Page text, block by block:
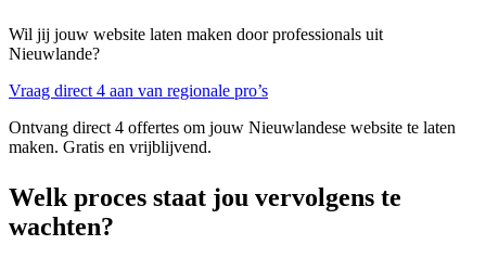
Wil jij jouw website laten maken door professionals uit
Nieuwlande?
Vraag direct 4 aan van regionale pro’s
Ontvang direct 4 offertes om jouw Nieuwlandese website te laten
maken. Gratis en vrijblijvend.
Welk proces staat jou vervolgens te
wachten?